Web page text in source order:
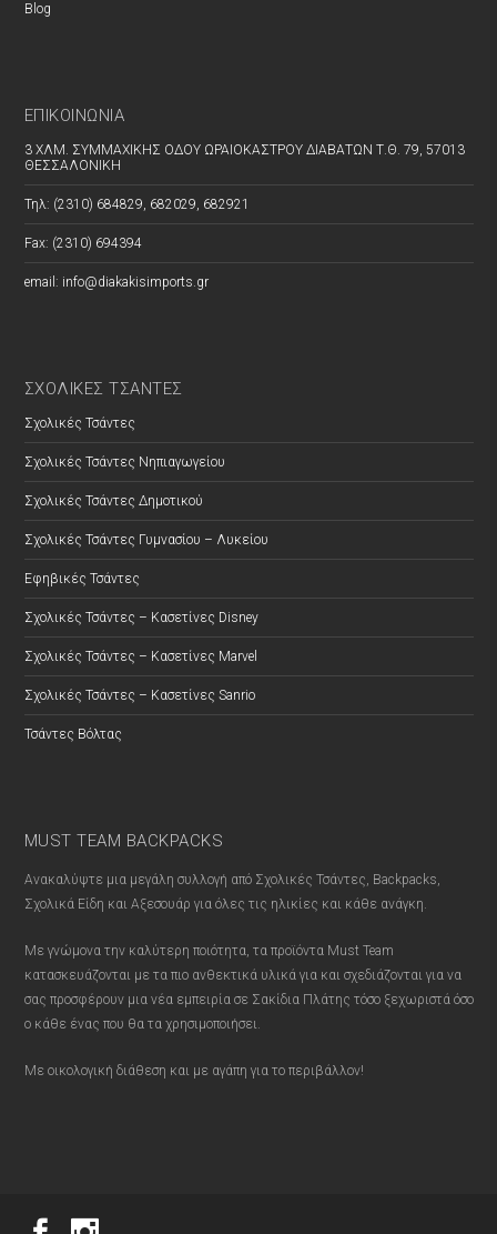
Blog
ΕΠΙΚΟΙΝΩΝΊΑ
3 ΧΛΜ. ΣΥΜΜΑΧΙΚΗΣ ΟΔΟΥ ΩΡΑΙΟΚΑΣΤΡΟΥ ΔΙΑΒΑΤΩΝ Τ.Θ. 79, 57013
ΘΕΣΣΑΛΟΝΙΚΗ
Τηλ: (2310) 684829, 682029, 682921
Fax: (2310) 694394
email: info@diakakisimports.gr
ΣΧΟΛΙΚΕΣ ΤΣΑΝΤΕΣ
Σχολικές Τσάντες
Σχολικές Τσάντες Νηπιαγωγείου
Σχολικές Τσάντες Δημοτικού
Σχολικές Τσάντες Γυμνασίου – Λυκείου
Εφηβικές Τσάντες
Σχολικές Τσάντες – Κασετίνες Disney
Σχολικές Τσάντες – Κασετίνες Marvel
Σχολικές Τσάντες – Κασετίνες Sanrio
Τσάντες Βόλτας
MUST TEAM BACKPACKS
Ανακαλύψτε μια μεγάλη συλλογή από Σχολικές Τσάντες, Backpacks,
Σχολικά Είδη και Αξεσουάρ για όλες τις ηλικίες και κάθε ανάγκη.
Με γνώμονα την καλύτερη ποιότητα, τα προϊόντα Must Team
κατασκευάζονται με τα πιο ανθεκτικά υλικά για και σχεδιάζονται για να
σας προσφέρουν μια νέα εμπειρία σε Σακίδια Πλάτης τόσο ξεχωριστά όσο
ο κάθε ένας που θα τα χρησιμοποιήσει.
Με οικολογική διάθεση και με αγάπη για το περιβάλλον!